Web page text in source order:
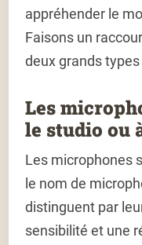
appréhender le
Faisons un
deux grands
Les
le studio ou
Les microphones
le nom de
distinguent par
sensibilité et une